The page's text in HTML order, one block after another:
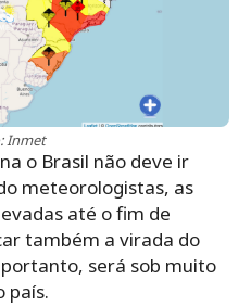
Inmet
o Brasil não deve ir
meteorologistas, as
até o fim de
também a virada do
será sob muito
país.